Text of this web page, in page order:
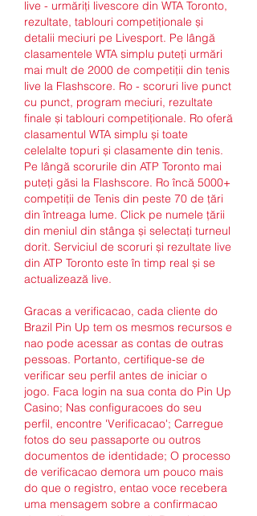
live - urmăriți livescore din WTA Toronto,
rezultate, tablouri competiționale și
detalii meciuri pe Livesport. Pe lângă
clasamentele WTA simplu puteți urmări
mai mult de 2000 de competiții din tenis
live la Flashscore. Ro - scoruri live punct
cu punct, program meciuri, rezultate
finale și tablouri competiționale. Ro oferă
clasamentul WTA simplu și toate
celelalte topuri și clasamente din tenis.
Pe lângă scorurile din ATP Toronto mai
puteți găsi la Flashscore. Ro încă 5000+
competiții de Tenis din peste 70 de țări
din întreaga lume. Click pe numele țării
din meniul din stânga și selectați turneul
dorit. Serviciul de scoruri și rezultate live
din ATP Toronto este în timp real și se
actualizează live.
Gracas a verificacao, cada cliente do
Brazil Pin Up tem os mesmos recursos e
nao pode acessar as contas de outras
pessoas. Portanto, certifique-se de
verificar seu perfil antes de iniciar o
jogo. Faca login na sua conta do Pin Up
Casino; Nas configuracoes do seu
perfil, encontre 'Verificacao'; Carregue
fotos do seu passaporte ou outros
documentos de identidade; O processo
de verificacao demora um pouco mais
do que o registro, entao voce recebera
uma mensagem sobre a confirmacao